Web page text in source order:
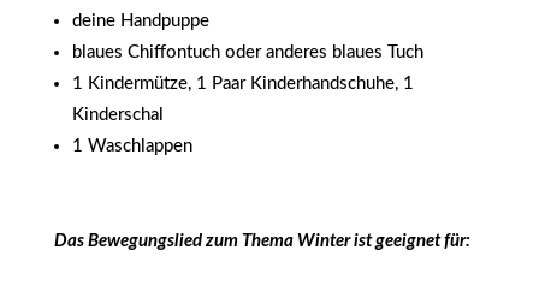
deine Handpuppe
blaues Chiffontuch oder anderes blaues Tuch
1 Kindermütze, 1 Paar Kinderhandschuhe, 1
Kinderschal
1 Waschlappen
Das Bewegungslied zum Thema Winter ist geeignet für: